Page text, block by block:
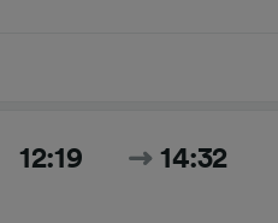
12:19 14:32